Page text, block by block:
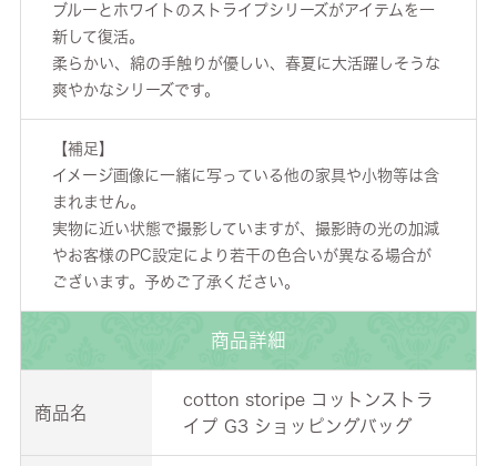
ブルーとホワイトのストライプシリーズがアイテムを一
新して復活。
柔らかい、綿の手触りが優しい、春夏に大活躍しそうな
爽やかなシリーズです。
【補足】
イメージ画像に一緒に写っている他の家具や小物等は含
まれません。
実物に近い状態で撮影していますが、撮影時の光の加減
やお客様のPC設定により若干の色合いが異なる場合が
ございます。予めご了承ください。
商品詳細
商品名
cotton storipe コットンストラ
イプ G3 ショッピングバッグ